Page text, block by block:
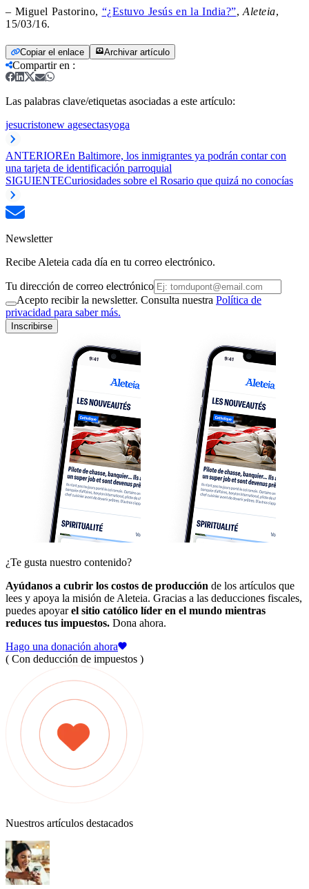
– Miguel Pastorino, “¿Estuvo Jesús en la India?”, Aleteia,
15/03/16.
Copiar el enlace Archivar artículo
Compartir en :
Las palabras clave/etiquetas asociadas a este artículo:
jesucristonew agesectasyoga
ANTERIOREn Baltimore, los inmigrantes ya podrán contar con
una tarjeta de identificación parroquial
SIGUIENTECuriosidades sobre el Rosario que quizá no conocías
Newsletter
Recibe Aleteia cada día en tu correo electrónico.
Tu dirección de correo electrónico
Acepto recibir la newsletter. Consulta nuestra Política de
privacidad para saber más.
Inscribirse
¿Te gusta nuestro contenido?
Ayúdanos a cubrir los costos de producción de los artículos que
lees y apoya la misión de Aleteia. Gracias a las deducciones fiscales,
puedes apoyarel sitio católico líder en el mundo mientras
reduces tus impuestos. Dona ahora.
Hago una donación ahora
( Con deducción de impuestos )
Nuestros artículos destacados